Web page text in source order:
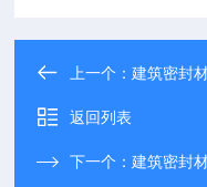
上一个：建筑密封
返回列表
下一个：建筑密封